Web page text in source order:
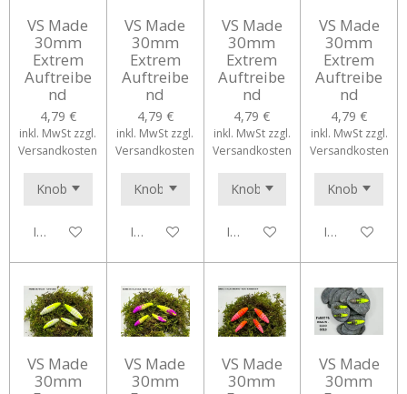
VS Made
30mm
Extrem
Auftreibe
nd
4,79 €
inkl. MwSt zzgl.
Versandkosten
In den Warenkorb
VS Made
30mm
Extrem
Auftreibe
nd
4,79 €
inkl. MwSt zzgl.
Versandkosten
In den Warenkorb
VS Made
30mm
Extrem
Auftreibe
nd
4,79 €
inkl. MwSt zzgl.
Versandkosten
In den Warenkorb
VS Made
30mm
Extrem
Auftreibe
nd
4,79 €
inkl. MwSt zzgl.
Versandkosten
In den
VS Made
30mm
VS Made
30mm
VS Made
30mm
VS Made
30mm